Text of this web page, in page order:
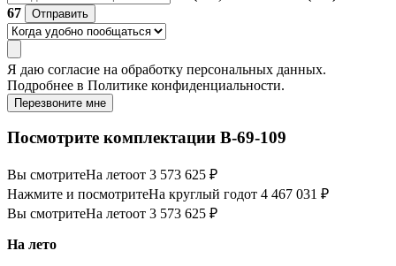
67
Отправить
Я даю согласие на обработку персональных данных.
Подробнее в Политике конфиденциальности.
Перезвоните мне
Посмотрите комплектации В-69-109
Вы смотритеНа летоот 3 573 625 ₽
Нажмите и посмотритеНа круглый годот 4 467 031 ₽
Вы смотритеНа летоот 3 573 625 ₽
На лето